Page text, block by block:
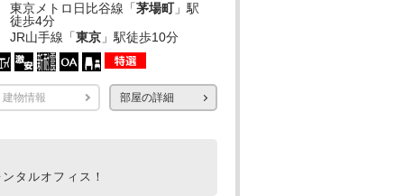
東京メトロ日比谷線「茅場町」駅
徒歩4分
JR山手線「東京 」駅徒歩10分
建物情報 部屋の詳細
タルオフィス！